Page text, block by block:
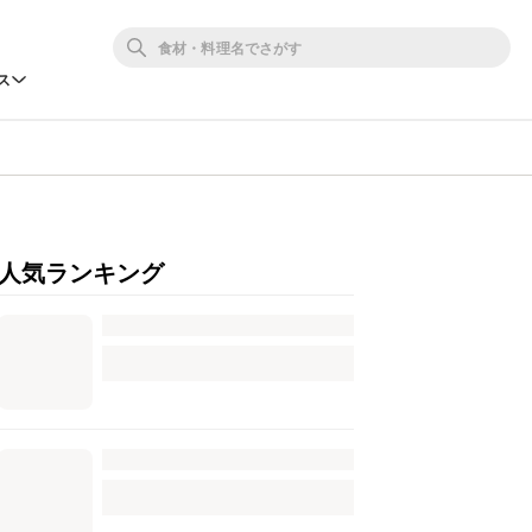
人気ランキング